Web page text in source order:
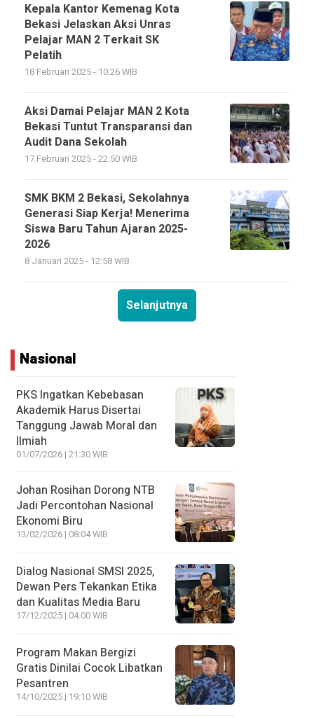
Kepala Kantor Kemenag Kota
Bekasi Jelaskan Aksi Unras
Pelajar MAN 2 Terkait SK
Pelatih
18 Februari 2025 - 10:26 WIB
Aksi Damai Pelajar MAN 2 Kota
Bekasi Tuntut Transparansi dan
Audit Dana Sekolah
17 Februari 2025 - 22:50 WIB
SMK BKM 2 Bekasi, Sekolahnya
Generasi Siap Kerja! Menerima
Siswa Baru Tahun Ajaran 2025-
2026
8 Januari 2025 - 12:58 WIB
Selanjutnya
Nasional
PKS Ingatkan Kebebasan
Akademik Harus Disertai
Tanggung Jawab Moral dan
Ilmiah
01/07/2026 | 21:30 WIB
Johan Rosihan Dorong NTB
Jadi Percontohan Nasional
Ekonomi Biru
13/02/2026 | 08:04 WIB
Dialog Nasional SMSI 2025,
Dewan Pers Tekankan Etika
dan Kualitas Media Baru
17/12/2025 | 04:00 WIB
Program Makan Bergizi
Gratis Dinilai Cocok Libatkan
Pesantren
14/10/2025 | 19:10 WIB